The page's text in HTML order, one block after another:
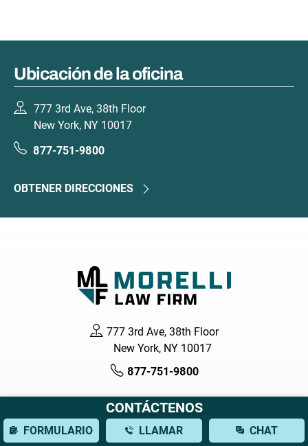
Ubicación de la oficina
777 3rd Ave, 38th Floor
New York, NY 10017
877-751-9800
OBTENER DIRECCIONES
777 3rd Ave, 38th Floor
New York, NY 10017
877-751-9800
CONTÁCTENOS
FORMULARIO LLAMAR CHAT